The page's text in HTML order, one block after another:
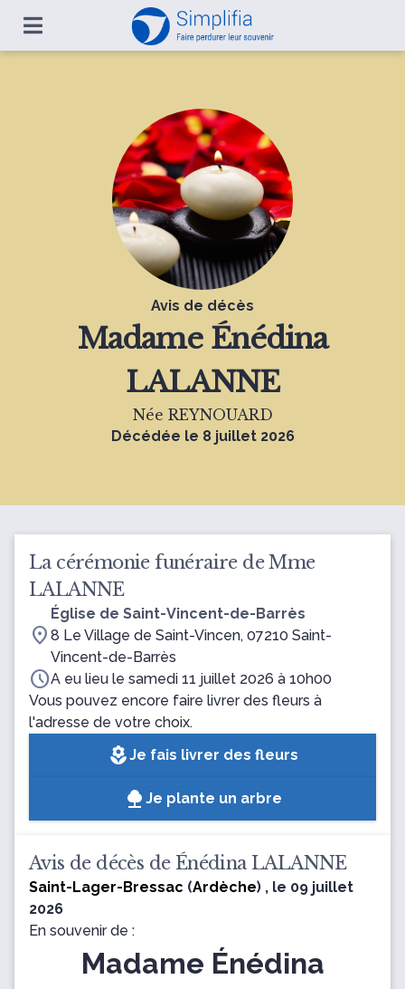
Avis de décès
Madame Énédina
LALANNE
Née REYNOUARD
Décédée le 8 juillet 2026
La cérémonie funéraire de Mme
LALANNE
location_on
Église de Saint-Vincent-de-Barrès
8 Le Village de Saint-Vincen, 07210 Saint-
Vincent-de-Barrès
scheduleA eu lieu le samedi 11 juillet 2026 à 10h00
Vous pouvez encore faire livrer des fleurs à
l'adresse de votre choix.
local_floristJe fais livrer des fleurs
Je plante un arbre
Avis de décès de Énédina LALANNE
Saint-Lager-Bressac (Ardèche) , le 09 juillet
2026
En souvenir de :
Madame Énédina